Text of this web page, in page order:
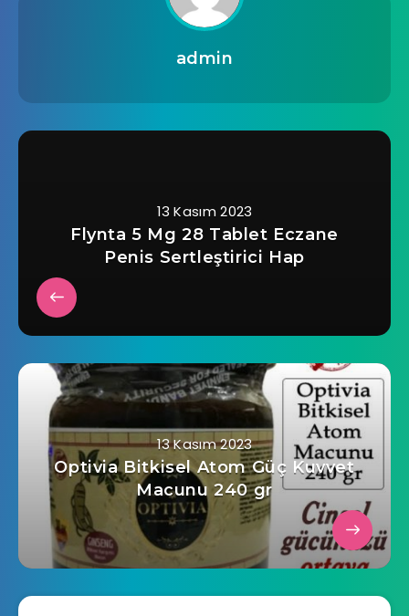
admin
13 Kasım 2023
Flynta 5 Mg 28 Tablet Eczane
Penis Sertleştirici Hap
13 Kasım 2023
Optivia Bitkisel Atom Güç Kuvvet
Macunu 240 gr